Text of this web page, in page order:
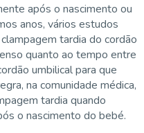
após o nascimento ou
anos, vários estudos
tardia do cordão
quanto ao tempo entre
umbilical para que
na comunidade médica,
tardia quando
o nascimento do bebé.